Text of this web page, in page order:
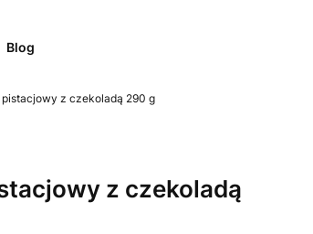
Blog
z czekoladą 290 g
z czekoladą